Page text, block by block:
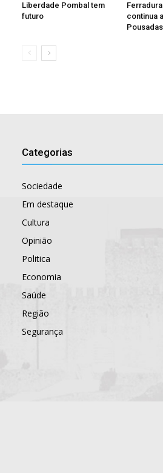
Liberdade Pombal tem
futuro
continua
Categorias
Sociedade
Em destaque
Cultura
Opinião
Politica
Economia
Saúde
Região
Segurança